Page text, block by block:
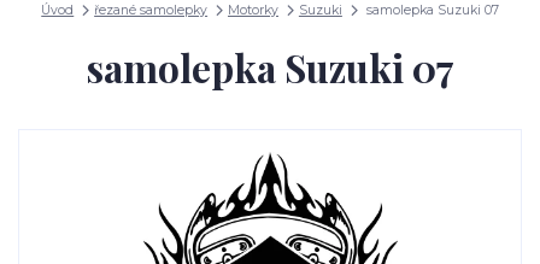
Úvod řezané samolepky Motorky Suzuki samolepka Suzuki 07
samolepka Suzuki 07